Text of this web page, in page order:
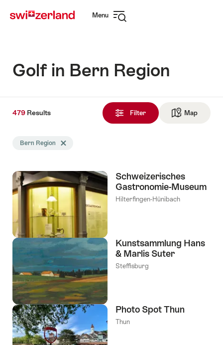
navigation
Menu
Golf in Bern Region
Results
Filter Map
479 Results
filtered
following
tags
Bern Region Delete Bern Region tag
Schweizerisches
Gastronomie-Museum
Hilterfingen-Hünibach
Kunstsammlung Hans
& Marlis Suter
Steffisburg
Photo Spot Thun
Thun